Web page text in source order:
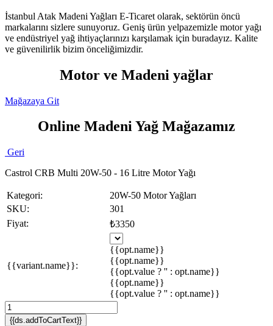
İstanbul Atak Madeni Yağları E-Ticaret olarak, sektörün öncü
markalarını sizlere sunuyoruz. Geniş ürün yelpazemizle motor yağı
ve endüstriyel yağ ihtiyaçlarınızı karşılamak için buradayız. Kalite
ve güvenilirlik bizim önceliğimizdir.
Motor ve Madeni yağlar
Mağazaya Git
Online Madeni Yağ Mağazamız
Geri
Castrol CRB Multi 20W-50 - 16 Litre Motor Yağı
Kategori:
20W-50 Motor Yağları
SKU:
301
Fiyat:
₺3350
{{variant.name}}:
{{opt.name}}
{{opt.name}}
{{opt.value ? '' : opt.name}}
{{opt.name}}
{{opt.value ? '' : opt.name}}
{{ds.addToCartText}}